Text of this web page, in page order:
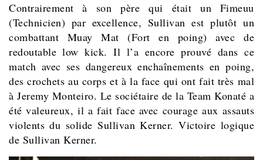
Contrairement à son père qui était un Fimeuu
(Technicien) par excellence, Sullivan est plutôt un
combattant Muay Mat (Fort en poing) avec de
redoutable low kick. Il l’a encore prouvé dans ce
match avec ses dangereux enchaînements en poing,
des crochets au corps et à la face qui ont fait très mal
à Jeremy Monteiro. Le sociétaire de la Team Konaté a
été valeureux, il a fait face avec courage aux assauts
violents du solide Sullivan Kerner. Victoire logique
de Sullivan Kerner.